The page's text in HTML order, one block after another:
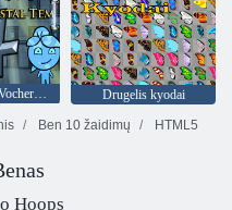
„Fireboy“ ir „Vochergirl 4“: „Crystal Temple“
Drugelis kyodai
Ben 10 žaidimų HTML5
Hoops